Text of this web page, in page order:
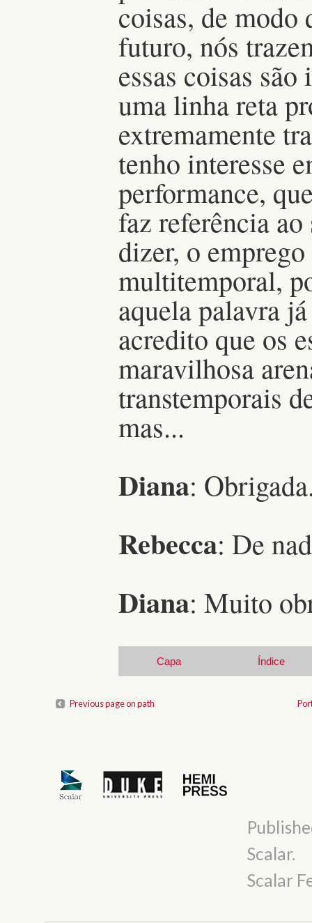
coisas, de modo
futuro, nós
essas coisas
uma linha reta
extremamente
tenho interesse
performance,
faz referência
dizer, o
multitemporal,
aquela palavra
acredito que os
maravilhosa
transtemporais
mas...
Diana:
Rebecca: De
Diana: Muito
Capa Índice
Previous page on path
Scalar.
Scalar